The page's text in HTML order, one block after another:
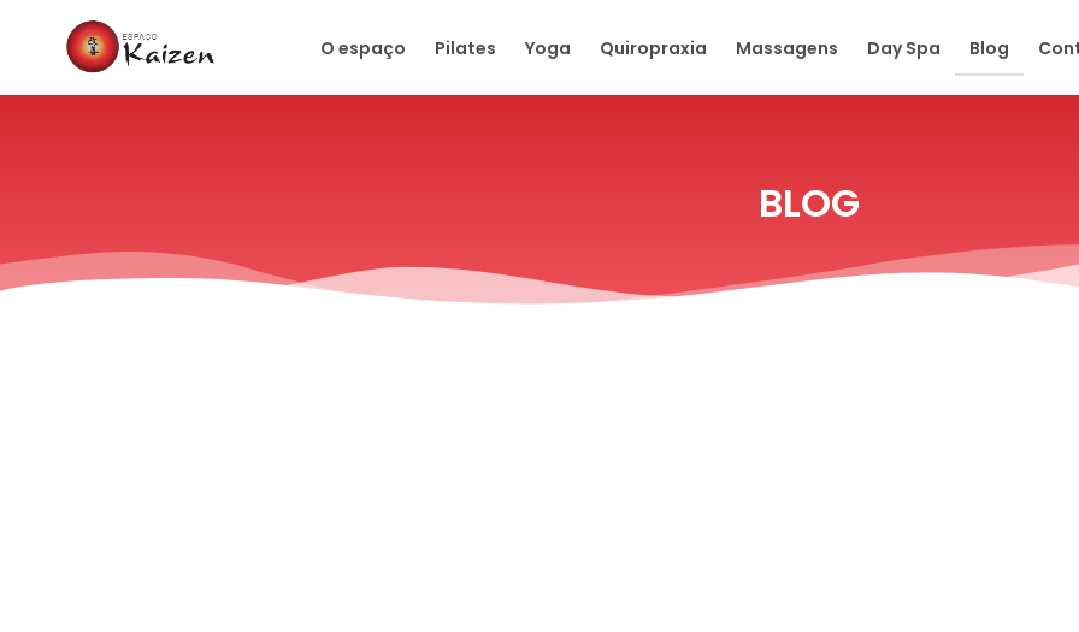
O espaço Pilates Yoga Quiropraxia Massagens Day Spa Blog
BLOG